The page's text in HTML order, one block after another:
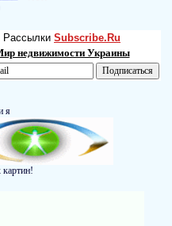
Рассылки Subscribe.Ru
недвижимости Украины
я
картин!